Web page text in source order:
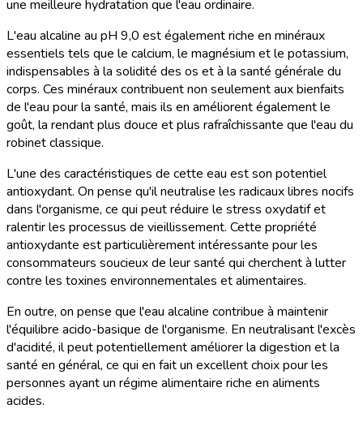
une meilleure hydratation que l'eau ordinaire.
L'eau alcaline au pH 9,0 est également riche en minéraux
essentiels tels que le calcium, le magnésium et le potassium,
indispensables à la solidité des os et à la santé générale du
corps. Ces minéraux contribuent non seulement aux bienfaits
de l'eau pour la santé, mais ils en améliorent également le
goût, la rendant plus douce et plus rafraîchissante que l'eau du
robinet classique.
L'une des caractéristiques de cette eau est son potentiel
antioxydant. On pense qu'il neutralise les radicaux libres nocifs
dans l'organisme, ce qui peut réduire le stress oxydatif et
ralentir les processus de vieillissement. Cette propriété
antioxydante est particulièrement intéressante pour les
consommateurs soucieux de leur santé qui cherchent à lutter
contre les toxines environnementales et alimentaires.
En outre, on pense que l'eau alcaline contribue à maintenir
l'équilibre acido-basique de l'organisme. En neutralisant l'excès
d'acidité, il peut potentiellement améliorer la digestion et la
santé en général, ce qui en fait un excellent choix pour les
personnes ayant un régime alimentaire riche en aliments
acides.